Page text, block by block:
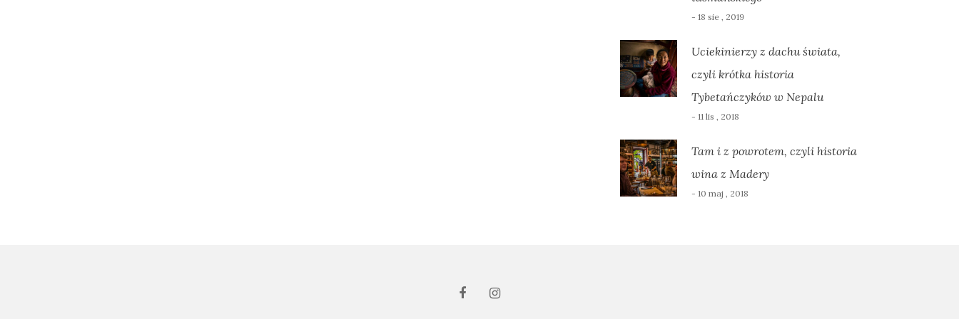
- 18 sie , 2019
Uciekinierzy z dachu świata,
czyli krótka historia
Tybetańczyków w Nepalu
- 11 lis , 2018
Tam i z powrotem, czyli historia
wina z Madery
- 10 maj , 2018